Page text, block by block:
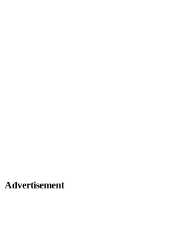
Advertisement